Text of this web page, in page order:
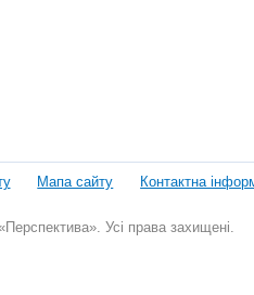
Мапа сайту Контактна
Усі права захищені.